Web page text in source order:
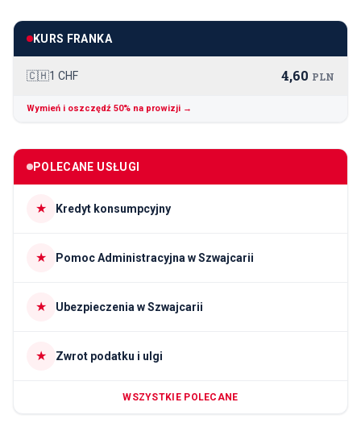
KURS FRANKA
🇨🇭1 CHF 4,60 PLN
Wymień i oszczędź 50% na prowizji →
POLECANE USŁUGI
★ Kredyt konsumpcyjny
★ Pomoc Administracyjna w Szwajcarii
★ Ubezpieczenia w Szwajcarii
★ Zwrot podatku i ulgi
WSZYSTKIE POLECANE